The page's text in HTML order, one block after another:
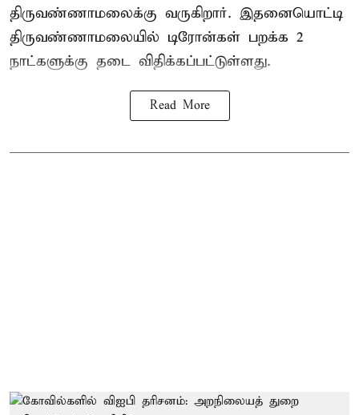
திருவண்ணாமலைக்கு வருகிறார். இதனையொட்டி
திருவண்ணாமலையில் டிரோன்கள் பறக்க 2
நாட்களுக்கு தடை விதிக்கப்பட்டுள்ளது.
Read More